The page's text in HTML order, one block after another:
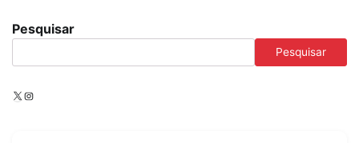
Pesquisar
Pesquisar
X Instagram